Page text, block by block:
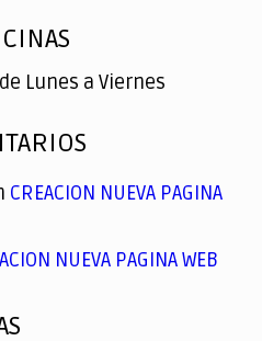
Lunes a Viernes
CREACION NUEVA PAGINA
NUEVA PAGINA WEB